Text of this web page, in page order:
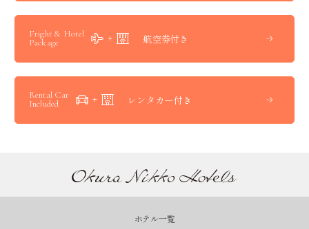
Fright & Hotel
Package
航空券付き
Rental Car
Included
レンタカー付き
ホテル一覧